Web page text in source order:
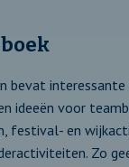
bevat
ideeën voor
festival- en
Zo